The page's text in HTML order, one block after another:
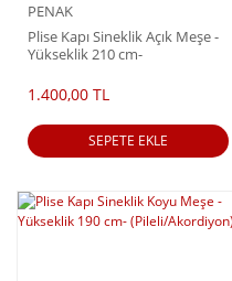
PENAK
Plise Kapı Sineklik Açık Meşe -
Yükseklik 210 cm-
1.400,00 TL
SEPETE EKLE